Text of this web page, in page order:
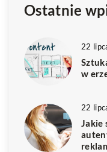
Ostatnie
22
w
22
Jakie